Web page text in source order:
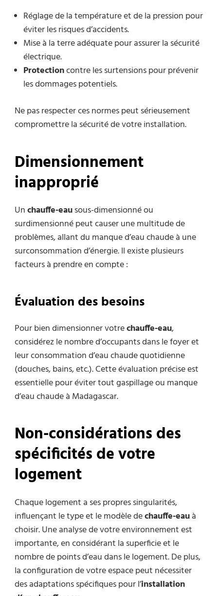
Réglage de la température et de la pression pour
éviter les risques d’accidents.
Mise à la terre adéquate pour assurer la sécurité
électrique.
Protectioncontre les surtensions pour prévenir
les dommages potentiels.
Ne pas respecter ces normes peut sérieusement
compromettre la sécurité de votre installation.
Dimensionnement
inapproprié
Unchauffe-eausous-dimensionné ou
surdimensionné peut causer une multitude de
problèmes, allant du manque d’eau chaude à une
surconsommation d’énergie. Il existe plusieurs
facteurs à prendre en compte :
Évaluation des besoins
Pour bien dimensionner votrechauffe-eau,
considérez le nombre d’occupants dans le foyer et
leur consommation d’eau chaude quotidienne
(douches, bains, etc.). Cette évaluation précise est
essentielle pour éviter tout gaspillage ou manque
d’eau chaude à Madagascar.
Non-considérations des
spécificités de votre
logement
Chaque logement a ses propres singularités,
influençant le type et le modèle dechauffe-eauà
choisir. Une analyse de votre environnement est
importante, en considérant la superficie et le
nombre de points d’eau dans le logement. De plus,
la configuration de votre espace peut nécessiter
des adaptations spécifiques pour l’installation